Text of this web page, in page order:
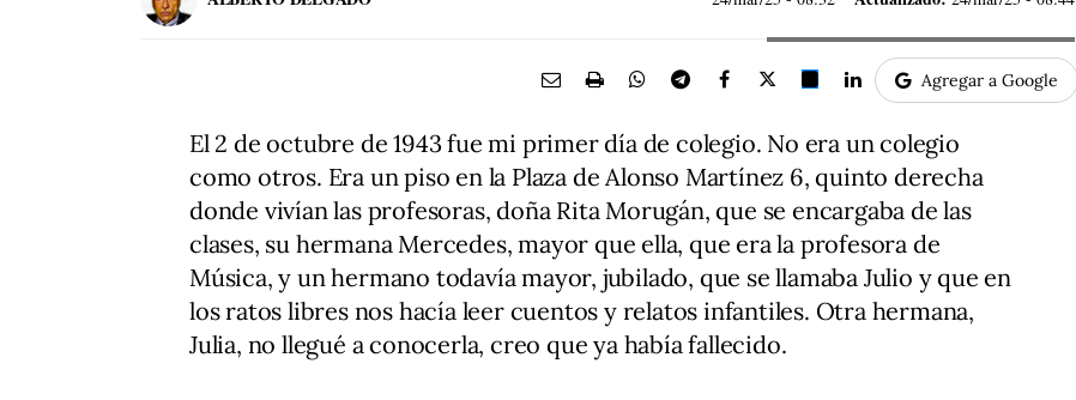
Agregar a Google
El 2 de octubre de 1943 fue mi primer día de colegio. No era un colegio
como otros. Era un piso en la Plaza de Alonso Martínez 6, quinto derecha
donde vivían las profesoras, doña Rita Morugán, que se encargaba de las
clases, su hermana Mercedes, mayor que ella, que era la profesora de
Música, y un hermano todavía mayor, jubilado, que se llamaba Julio y que en
los ratos libres nos hacía leer cuentos y relatos infantiles. Otra hermana,
Julia, no llegué a conocerla, creo que ya había fallecido.